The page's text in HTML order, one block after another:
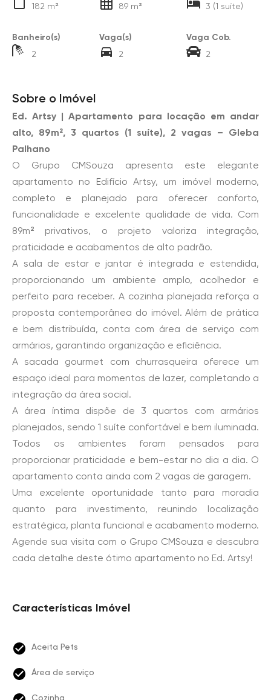
182 m² 89 m² 3 (1 suíte)
Banheiro(s)
2
Vaga(s)
2
Vaga Cob.
2
Sobre o Imóvel
Ed. Artsy | Apartamento para locação em andar
alto, 89m², 3 quartos (1 suíte), 2 vagas – Gleba
Palhano
O Grupo CMSouza apresenta este elegante
apartamento no Edifício Artsy, um imóvel moderno,
completo e planejado para oferecer conforto,
funcionalidade e excelente qualidade de vida. Com
89m² privativos, o projeto valoriza integração,
praticidade e acabamentos de alto padrão.
A sala de estar e jantar é integrada e estendida,
proporcionando um ambiente amplo, acolhedor e
perfeito para receber. A cozinha planejada reforça a
proposta contemporânea do imóvel. Além de prática
e bem distribuída, conta com área de serviço com
armários, garantindo organização e eficiência.
A sacada gourmet com churrasqueira oferece um
espaço ideal para momentos de lazer, completando a
integração da área social.
A área íntima dispõe de 3 quartos com armários
planejados, sendo 1 suíte confortável e bem iluminada.
Todos os ambientes foram pensados para
proporcionar praticidade e bem-estar no dia a dia. O
apartamento conta ainda com 2 vagas de garagem.
Uma excelente oportunidade tanto para moradia
quanto para investimento, reunindo localização
estratégica, planta funcional e acabamento moderno.
Agende sua visita com o Grupo CMSouza e descubra
cada detalhe deste ótimo apartamento no Ed. Artsy!
Características Imóvel
Aceita Pets
Área de serviço
Cozinha